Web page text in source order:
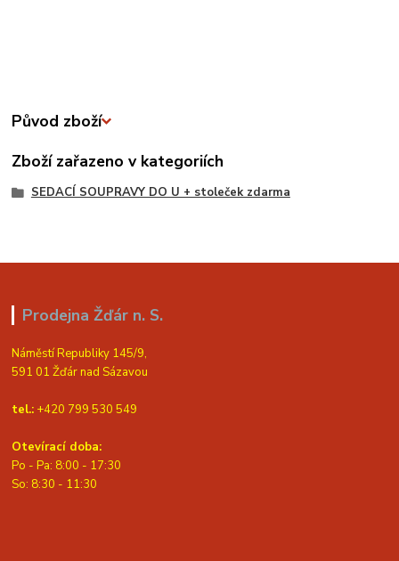
Původ zboží
Zboží zařazeno v kategoriích
SEDACÍ SOUPRAVY DO U + stoleček zdarma
Prodejna Žďár n. S.
Náměstí Republiky 145/9,
591 01 Žďár nad Sázavou
tel.: +420 799 530 549
Otevírací doba:
Po - Pa: 8:00 - 17:30
So: 8:30 - 11:30